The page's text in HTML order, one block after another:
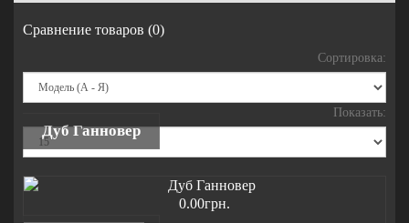
Сравнение товаров (0)
Сортировка:
Показать:
Дуб Ганновер
0.00грн.